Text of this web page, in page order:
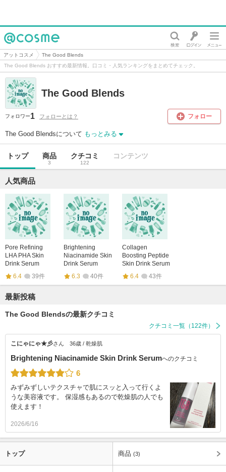
@cosme
アットコスメ
The Good Blends
The Good Blends おすすめ最新情報。口コミ・人気ランキングをまとめてチェック。
The Good Blends
フォロワー1 フォローとは？ フォロー
The Good Blendsについて もっとみる
トップ 商品
3
クチコミ
122
コンテンツ
人気商品
Pore Refining
LHA PHA Skin
Drink Serum
6.4
39件
Brightening
Niacinamide Skin
Drink Serum
6.3
40件
Collagen
Boosting Peptide
Skin Drink Serum
6.4
43件
最新投稿
The Good Blendsの最新クチコミ
クチコミ一覧（122件）
こにゃにゃ★彡さん 36歳 / 乾燥肌
Brightening Niacinamide Skin Drink Serumへのクチコミ
6
みずみずしいテクスチャで肌にスッと入って行くよ
うな美容液です。 保湿感もあるので乾燥肌の人でも
使えます！
2026/6/16
トップ 商品 (3)